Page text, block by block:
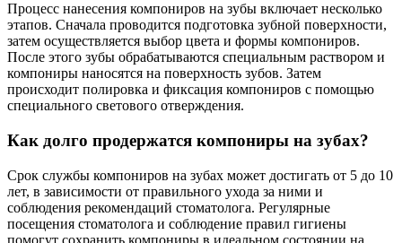
Процесс нанесения компониров на зубы включает несколько
этапов. Сначала проводится подготовка зубной поверхности,
затем осуществляется выбор цвета и формы компониров.
После этого зубы обрабатываются специальным раствором и
компониры наносятся на поверхность зубов. Затем
происходит полировка и фиксация компониров с помощью
специального светового отверждения.
Как долго продержатся компониры на зубах?
Срок службы компониров на зубах может достигать от 5 до 10
лет, в зависимости от правильного ухода за ними и
соблюдения рекомендаций стоматолога. Регулярные
посещения стоматолога и соблюдение правил гигиены
помогут сохранить компониры в идеальном состоянии на